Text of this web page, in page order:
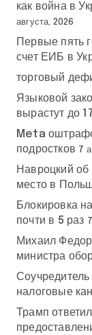
как война в
августа, 2026
Первые пять
счет ЕИБ в
торговый
Языковой
вырастут до
Meta
подростков 7
Навроцкий
место в
Блокировка
почти в 5 раз
Михаил
министра
налоговые
Трамп